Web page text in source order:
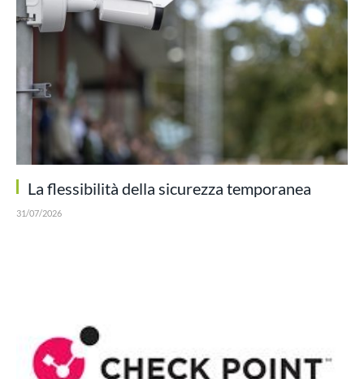
La flessibilità della sicurezza temporanea
31/07/2026